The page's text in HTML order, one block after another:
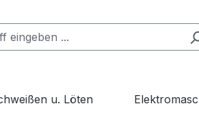
u. Löten